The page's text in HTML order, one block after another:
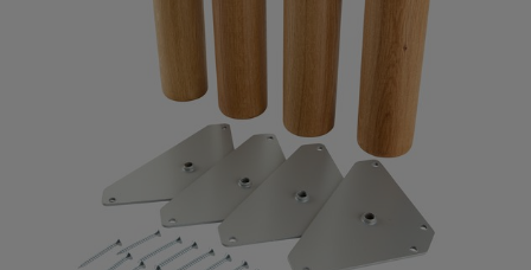
avec rangement
entretien meubles
d'extérieur
et entretien